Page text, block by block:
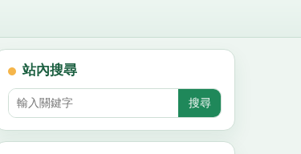
站內搜尋